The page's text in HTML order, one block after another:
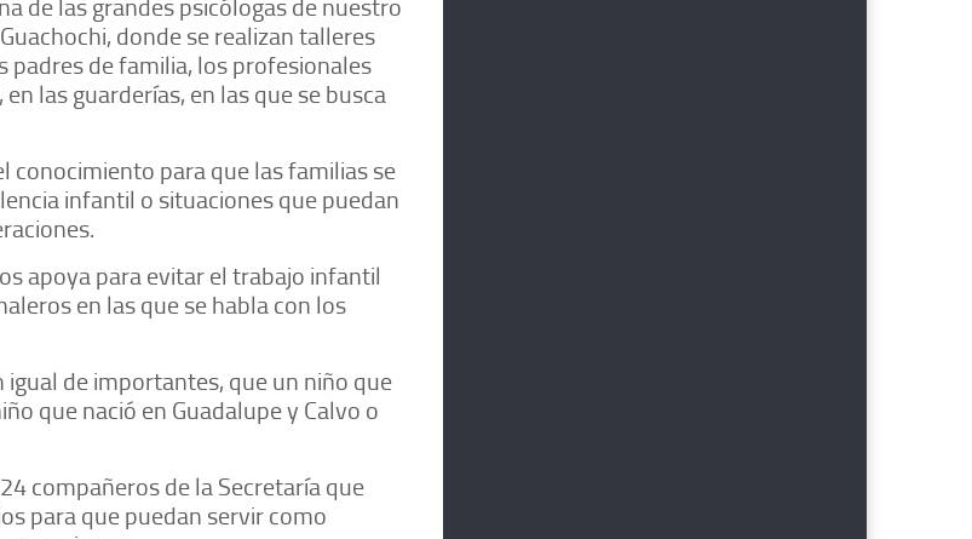
donde se realizan talleres
padres de familia, los profesionales
las guarderías, en las que se busca
conocimiento para que las familias se
infantil o situaciones que puedan
apoya para evitar el trabajo infantil
en las que se habla con los
de importantes, que un niño que
que nació en Guadalupe y Calvo o
compañeros de la Secretaría que
para que puedan servir como